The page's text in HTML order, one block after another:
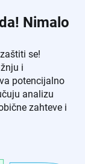
Nimalo
se!
i
potencijalno
analizu
zahteve i